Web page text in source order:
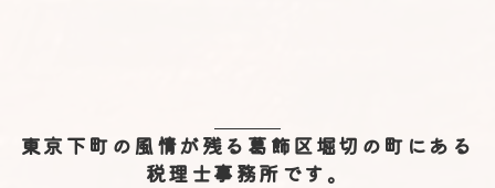
東京下町の風情が残る葛飾区堀切の町にある
税理士事務所です。